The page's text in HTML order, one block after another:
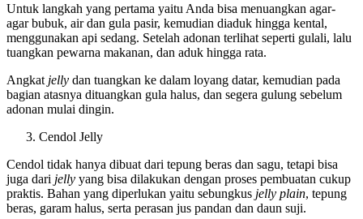
Untuk langkah yang pertama yaitu Anda bisa menuangkan agar-
agar bubuk, air dan gula pasir, kemudian diaduk hingga kental,
menggunakan api sedang. Setelah adonan terlihat seperti gulali, lalu
tuangkan pewarna makanan, dan aduk hingga rata.
Angkat jelly dan tuangkan ke dalam loyang datar, kemudian pada
bagian atasnya dituangkan gula halus, dan segera gulung sebelum
adonan mulai dingin.
Cendol Jelly
Cendol tidak hanya dibuat dari tepung beras dan sagu, tetapi bisa
juga dari jelly yang bisa dilakukan dengan proses pembuatan cukup
praktis. Bahan yang diperlukan yaitu sebungkus jelly plain, tepung
beras, garam halus, serta perasan jus pandan dan daun suji.